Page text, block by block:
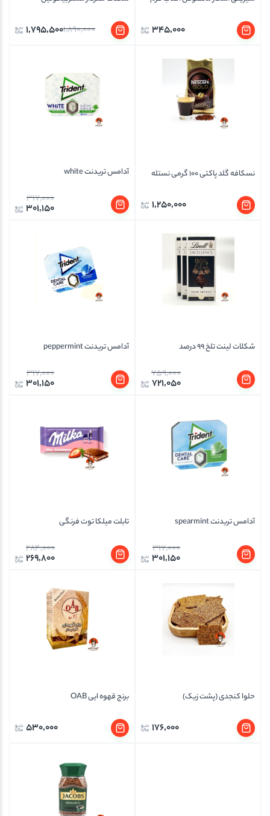
345,000
1,890,000
1,795,500
نسکافه گلد پاکتی 100 گرمی نستله
1,250,000
آدامس تریدنت white
317,000
301,150
شکلات لینت تلخ 99 درصد
759,000
721,050
آدامس تریدنت peppermint
317,000
301,150
آدامس تریدنت spearmint
317,000
301,150
تابلت میلکا توت فرنگی
284,000
269,800
حلوا کنجدی (پشت زیک)
176,000
برنج قهوه ایی OAB
530,000